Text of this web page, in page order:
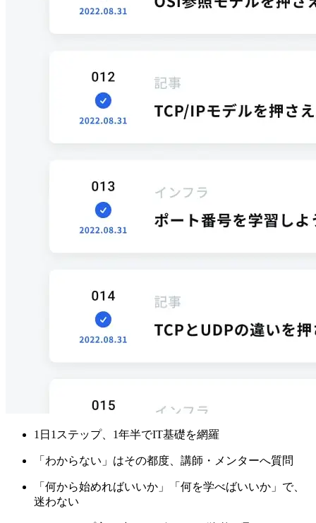
1日1ステップ、1年半でIT基礎を網羅
「わからない」はその都度、 講師・メンターへ質問
「何から始めればいいか」
「何を学べばいいか」で、
迷わない